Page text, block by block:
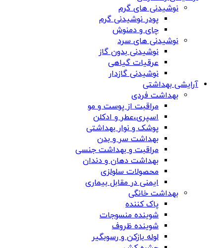
نوشیدنی های گرم
پودر نوشیدنی گرم
چای و دمنوش
نوشیدنی های سرد
نوشیدنی بدون گاز
عرقیات گیاهی
نوشیدنی گازدار
آرایشی بهداشتی
بهداشت فردی
مراقبت از پوست و مو
اسپری،عطر و ادکلن
پوشک و نوار بهداشتی
بهداشت سر و بدن
مراقبت و بهداشت جنسی
بهداشت دهان و دندان
محصولات سلولزی
ایمنی در مقابل بیماری
بهداشت خانگی
پاک کننده
شوینده منسوجات
شوینده ظروف
لوله بازکن و رسوبگیر